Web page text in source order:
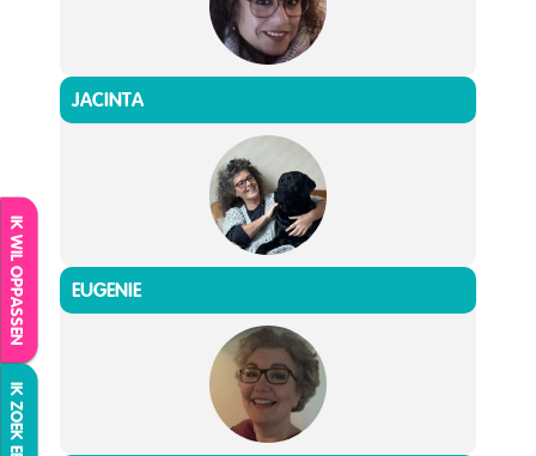
IK WIL OPPASSEN
JACINTA
EUGENIE